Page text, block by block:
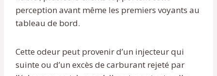
perception avant même les premiers voyants au
tableau de bord.
Cette odeur peut provenir d’un injecteur qui
suinte ou d’un excès de carburant rejeté par